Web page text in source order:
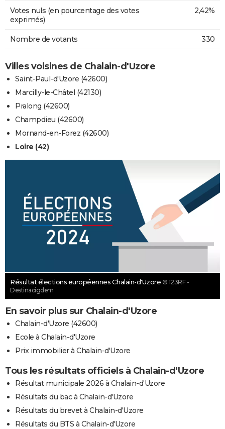
Votes nuls (en pourcentage des votes
exprimés)
2,42%
Nombre de votants 330
Villes voisines de Chalain-d'Uzore
Saint-Paul-d'Uzore (42600)
Marcilly-le-Châtel (42130)
Pralong (42600)
Champdieu (42600)
Mornand-en-Forez (42600)
Loire (42)
Résultat élections européennes Chalain-d'Uzore © 123RF -
Destinacigdem
En savoir plus sur Chalain-d'Uzore
Chalain-d'Uzore (42600)
Ecole à Chalain-d'Uzore
Prix immobilier à Chalain-d'Uzore
Tous les résultats officiels à Chalain-d'Uzore
Résultat municipale 2026 à Chalain-d'Uzore
Résultats du bac à Chalain-d'Uzore
Résultats du brevet à Chalain-d'Uzore
Résultats du BTS à Chalain-d'Uzore